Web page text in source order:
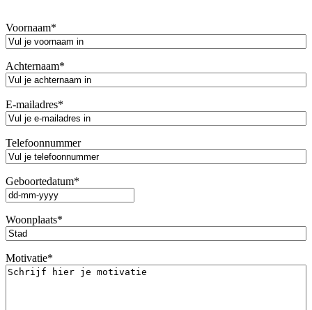
Voornaam*
Achternaam*
E-mailadres*
Telefoonnummer
Geboortedatum*
DD
MM
dash
Woonplaats*
Motivatie*